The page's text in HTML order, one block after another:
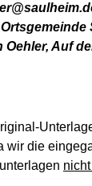
Ortsgemeinde
Auf
wir die